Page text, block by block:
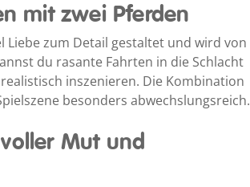
mit zwei Pferden
Liebe zum Detail gestaltet und wird von
du rasante Fahrten in die Schlacht
inszenieren. Die Kombination
besonders abwechslungsreich.
Mut und